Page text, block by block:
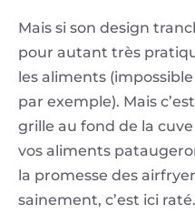
Mais si son design
pour autant très
les aliments
par exemple). Mais
grille au fond de la
vos aliments
la promesse des
sainement, c’est ici